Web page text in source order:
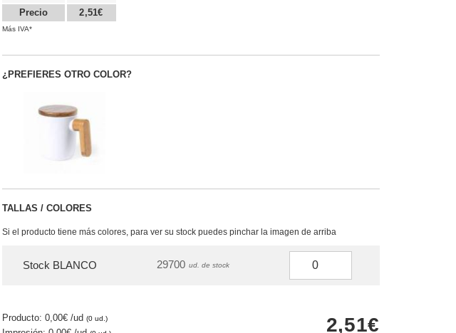
Precio
2,51€
Más IVA*
¿PREFIERES OTRO COLOR?
TALLAS / COLORES
Si el producto tiene más colores, para ver su stock puedes pinchar la imagen de arriba
Stock BLANCO 29700 ud. de stock
Producto: 0,00€ /ud (0 ud.) 2,51€